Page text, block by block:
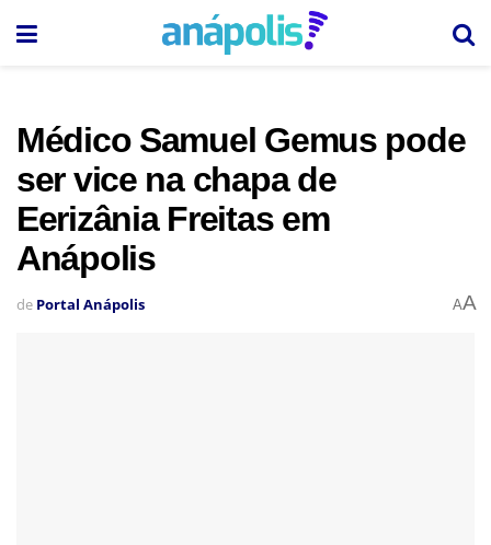
Médico Samuel Gemus pode
ser vice na chapa de
Eerizânia Freitas em
Anápolis
de Portal Anápolis AA